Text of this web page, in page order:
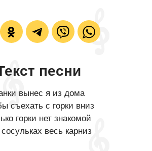
песни
вынес я из дома
съехать с горки вниз
горки нет знакомой
весь карниз